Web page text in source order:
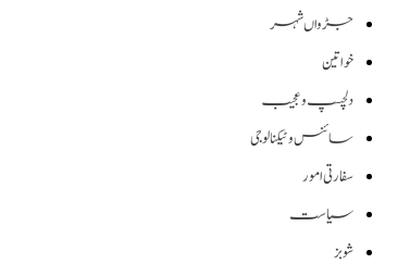
جڑواں شہر
خواتین
دلچسپ و عجیب
سائنس وٹیکنالوجی
سفارتی امور
سیاست
شوبز